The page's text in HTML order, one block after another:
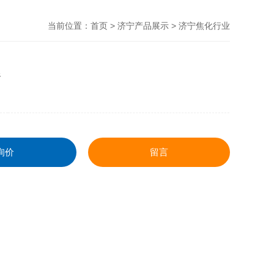
当前位置： 首页 > 济宁产品展示 > 济宁焦化行业
价 留言